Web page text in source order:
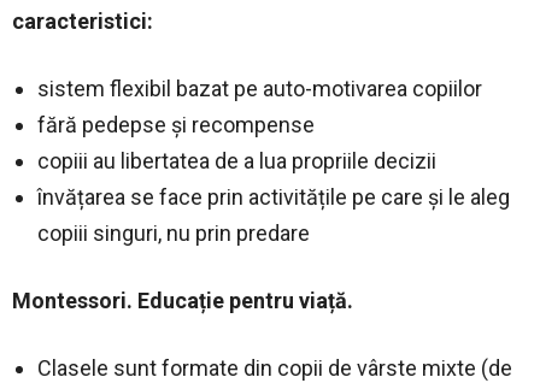
caracteristici:
sistem flexibil bazat pe auto-motivarea copiilor
fără pedepse și recompense
copiii au libertatea de a lua propriile decizii
învățarea se face prin activitățile pe care și le aleg
copiii singuri, nu prin predare
Montessori. Educație pentru viață.
Clasele sunt formate din copii de vârste mixte (de